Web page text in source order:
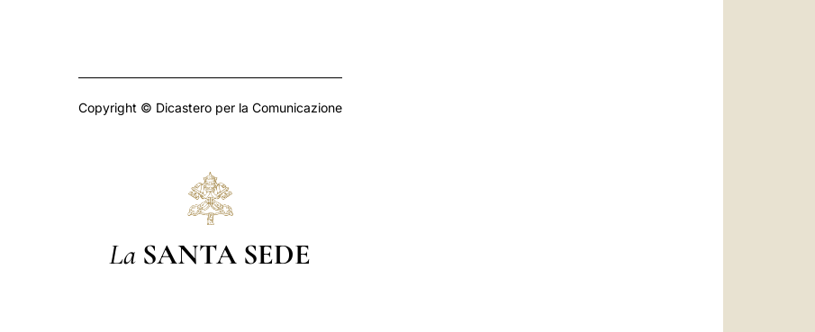
Copyright © Dicastero per la Comunicazione
La SANTA SEDE